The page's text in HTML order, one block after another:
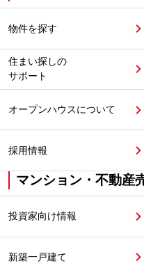
物件を探す
住まい探しの
サポート
オープンハウスについて
採用情報
マンション・不動産
投資家向け情報
新築一戸建て